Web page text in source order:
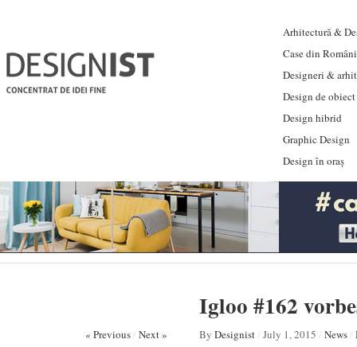
Arhitectură &
Case din
Designeri &
Design de obiect
Design hibrid
Graphic Design
Design în oraș
Igloo #162
« Previous/ Next » By Designist/ July 1, 2015 / News/